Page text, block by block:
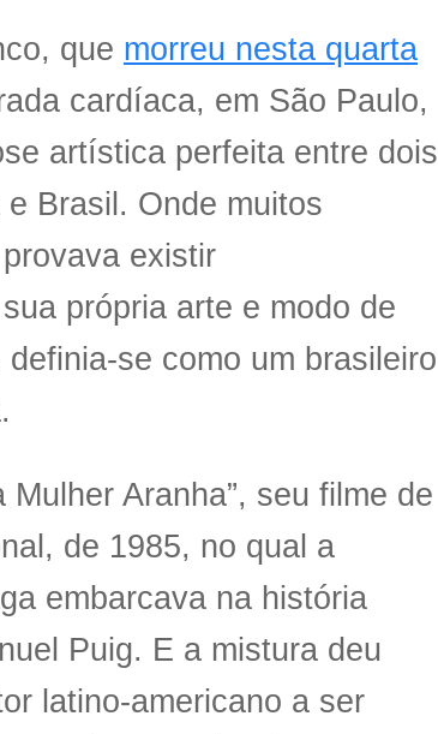
que morreu nesta quarta
cardíaca, em São Paulo,
artística perfeita entre dois
Brasil. Onde muitos
existir
própria arte e modo de
se como um brasileiro
Aranha”, seu filme de
de 1985, no qual a
embarcava na história
Puig. E a mistura deu
latino-americano a ser